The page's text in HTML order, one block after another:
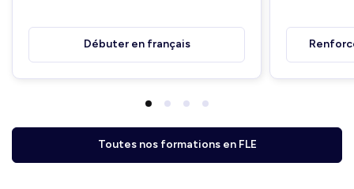
Débuter en français
Toutes nos formations en FLE